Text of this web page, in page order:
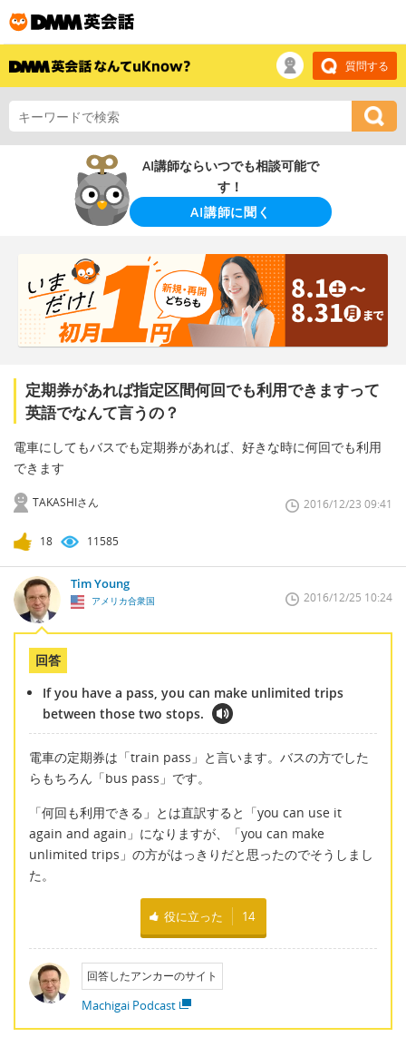
質問する
AI講師ならいつでも相談可能で
す！
AI講師に聞く
定期券があれば指定区間何回でも利用できますって
英語でなんて言うの？
電車にしてもバスでも定期券があれば、好きな時に何回でも利用
できます
TAKASHIさん 2016/12/23 09:41
18 11585
Tim Young
アメリカ合衆国 2016/12/25 10:24
回答
If you have a pass, you can make unlimited trips
between those two stops.
電車の定期券は「train pass」と言います。バスの方でした
らもちろん「bus pass」です。
「何回も利用できる」とは直訳すると「you can use it
again and again」になりますが、「you can make
unlimited trips」の方がはっきりだと思ったのでそうしまし
た。
役に立った 14
回答したアンカーのサイト
Machigai Podcast